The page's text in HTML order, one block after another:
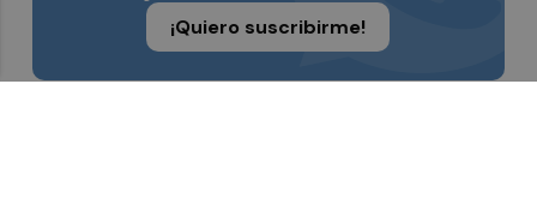
¡Quiero suscribirme!